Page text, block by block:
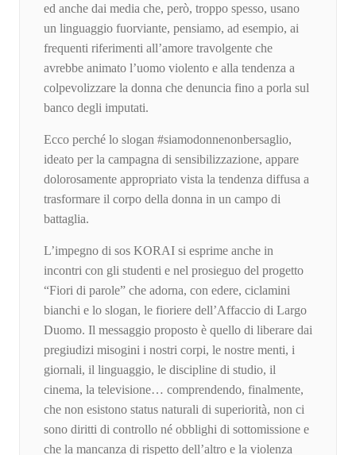
ed anche dai media che, però, troppo spesso, usano
un linguaggio fuorviante, pensiamo, ad esempio, ai
frequenti riferimenti all’amore travolgente che
avrebbe animato l’uomo violento e alla tendenza a
colpevolizzare la donna che denuncia fino a porla sul
banco degli imputati.
Ecco perché lo slogan #siamodonnenonbersaglio,
ideato per la campagna di sensibilizzazione, appare
dolorosamente appropriato vista la tendenza diffusa a
trasformare il corpo della donna in un campo di
battaglia.
L’impegno di sos KORAI si esprime anche in
incontri con gli studenti e nel prosieguo del progetto
“Fiori di parole” che adorna, con edere, ciclamini
bianchi e lo slogan, le fioriere dell’Affaccio di Largo
Duomo. Il messaggio proposto è quello di liberare dai
pregiudizi misogini i nostri corpi, le nostre menti, i
giornali, il linguaggio, le discipline di studio, il
cinema, la televisione… comprendendo, finalmente,
che non esistono status naturali di superiorità, non ci
sono diritti di controllo né obblighi di sottomissione e
che la mancanza di rispetto dell’altro e la violenza